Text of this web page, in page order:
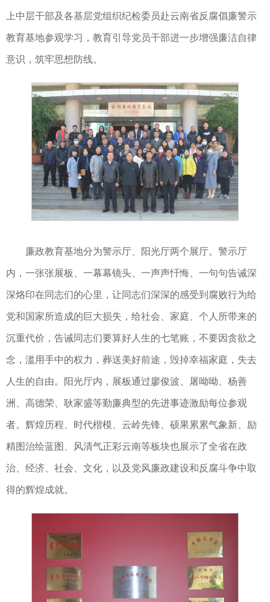
上中层干部及各基层党组织纪检委员赴云南省反腐倡廉警示
教育基地参观学习，教育引导党员干部进一步增强廉洁自律
意识，筑牢思想防线。
廉政教育基地分为警示厅、阳光厅两个展厅。警示厅
内，一张张展板、一幕幕镜头、一声声忏悔、一句句告诫深
深烙印在同志们的心里，让同志们深深的感受到腐败行为给
党和国家所造成的巨大损失，给社会、家庭、个人所带来的
沉重代价，告诫同志们要算好人生的七笔账，不要因贪欲之
念，滥用手中的权力，葬送美好前途，毁掉幸福家庭，失去
人生的自由。阳光厅内，展板通过廖俊波、屠呦呦、杨善
洲、高德荣、耿家盛等勤廉典型的先进事迹激励每位参观
者。辉煌历程、时代楷模、云岭先锋、硕果累累气象新、励
精图治绘蓝图、风清气正彩云南等板块也展示了全省在政
治、经济、社会、文化，以及党风廉政建设和反腐斗争中取
得的辉煌成就。